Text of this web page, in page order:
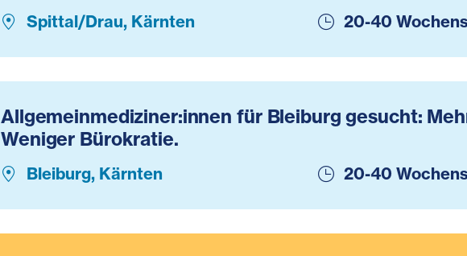
Spittal/Drau, Kärnten 20-40
Allgemeinmediziner:innen für Bleiburg gesucht:
Weniger Bürokratie.
Bleiburg, Kärnten 20-40